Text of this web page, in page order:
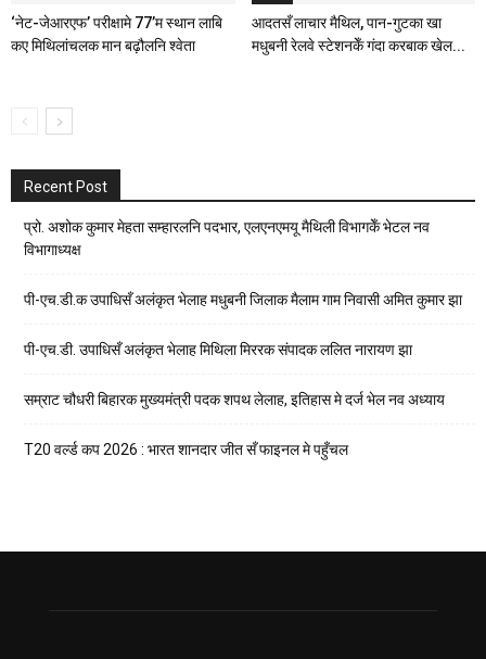
‘नेट-जेआरएफ’ परीक्षामे 77’म स्थान लाबि
कए मिथिलांचलक मान बढ़ौलनि श्वेता
आदतसँ लाचार मैथिल, पान-गुटका खा
मधुबनी रेलवे स्टेशनकेँ गंदा करबाक खेल...
Recent Post
प्रो. अशोक कुमार मेहता सम्हारलनि पदभार, एलएनएमयू मैथिली विभागकेँ भेटल नव
विभागाध्यक्ष
पी-एच.डी.क उपाधिसँ अलंकृत भेलाह मधुबनी जिलाक मैलाम गाम निवासी अमित कुमार झा
पी-एच.डी. उपाधिसँ अलंकृत भेलाह मिथिला मिररक संपादक ललित नारायण झा
सम्राट चौधरी बिहारक मुख्यमंत्री पदक शपथ लेलाह, इतिहास मे दर्ज भेल नव अध्याय
T20 वर्ल्ड कप 2026 : भारत शानदार जीत सँ फाइनल मे पहुँचल